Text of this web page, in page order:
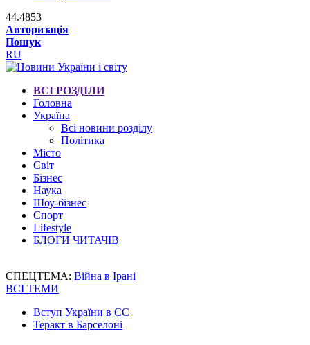
44.4853
Авторизація
Пошук
RU
ВСІ РОЗДІЛИ
Головна
Україна
Всі новини розділу
Політика
Місто
Світ
Бізнес
Наука
Шоу-бізнес
Спорт
Lifestyle
БЛОГИ ЧИТАЧІВ
СПЕЦТЕМА: Війна в Ірані
ВСІ ТЕМИ
Вступ України в ЄС
Теракт в Барселоні